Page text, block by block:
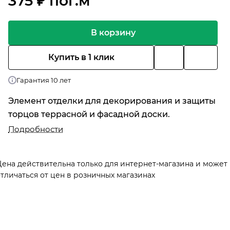
В корзину
Купить в 1 клик
Гарантия 10 лет
Элемент отделки для декорирования и защиты
торцов террасной и фасадной доски.
Подробности
действительна только для интернет-магазина и может
от цен в розничных магазинах